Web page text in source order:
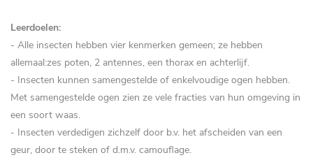
Leerdoelen:
- Alle insecten hebben vier kenmerken gemeen; ze hebben
allemaal:zes poten, 2 antennes, een thorax en achterlijf.
- Insecten kunnen samengestelde of enkelvoudige ogen hebben.
Met samengestelde ogen zien ze vele fracties van hun omgeving in
een soort waas.
- Insecten verdedigen zichzelf door b.v. het afscheiden van een
geur, door te steken of d.m.v. camouflage.